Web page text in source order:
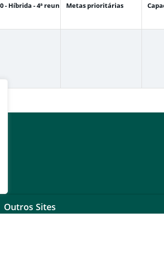
- Híbrida - 4ª reunião do Comitê Técnico
Metas prioritárias
Outros Sites